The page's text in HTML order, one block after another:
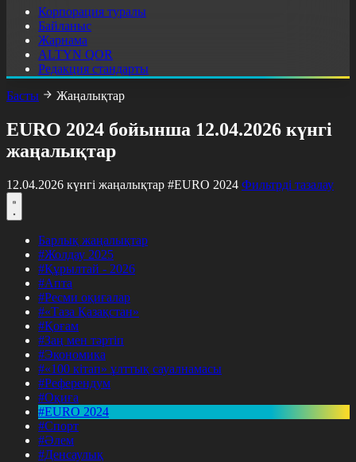
Корпорация туралы
Байланыс
Жарнама
ALTYN QOR
Редакция стандарты
Басты
Жаңалықтар
EURO 2024 бойынша 12.04.2026 күнгі
жаңалықтар
12.04.2026 күнгі жаңалықтар #EURO 2024 Фильтрді тазалау
Барлық жаңалықтар
#Жолдау 2025
#Құрылтай - 2026
#Апта
#Ресми оқиғалар
#«Таза Қазақстан»
#Қоғам
#Заң мен тәртіп
#Экономика
#«100 кітап» ұлттық сауалнамасы
#Референдум
#Оқиға
#EURO 2024
#Спорт
#Әлем
#Денсаулық